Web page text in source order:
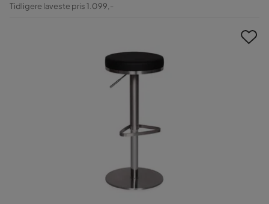
Tidligere laveste pris 1.099,-